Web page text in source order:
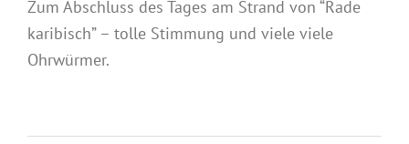
grösseres
Bild
Zum Abschluss des Tages am Strand von “Rade
karibisch” – tolle Stimmung und viele viele
Ohrwürmer.